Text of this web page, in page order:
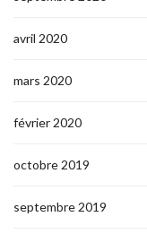
avril 2020
mars 2020
février 2020
octobre 2019
septembre 2019